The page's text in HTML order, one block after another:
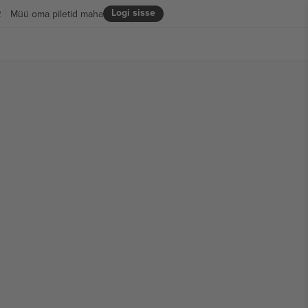
Logi sisse
Müü oma piletid maha